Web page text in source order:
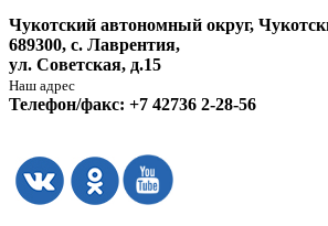
Чукотский автономный округ,
689300, с. Лаврентия,
ул. Советская, д.15
Наш адрес
Телефон/факс: +7 42736 2-28-56